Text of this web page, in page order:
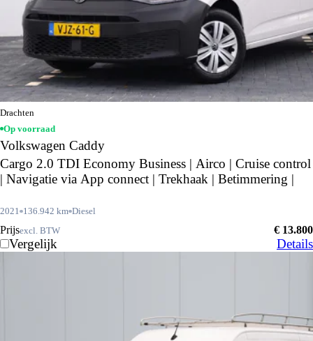
Drachten
Op voorraad
Volkswagen Caddy
Cargo 2.0 TDI Economy Business | Airco | Cruise control
| Navigatie via App connect | Trekhaak | Betimmering |
2021 136.942 km Diesel
Prijsexcl. BTW € 13.800
Vergelijk Details